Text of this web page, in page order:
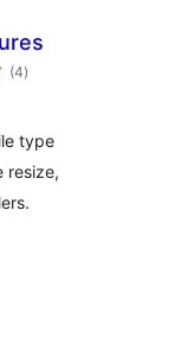
(4puntuacions
totals
)
type
resize,